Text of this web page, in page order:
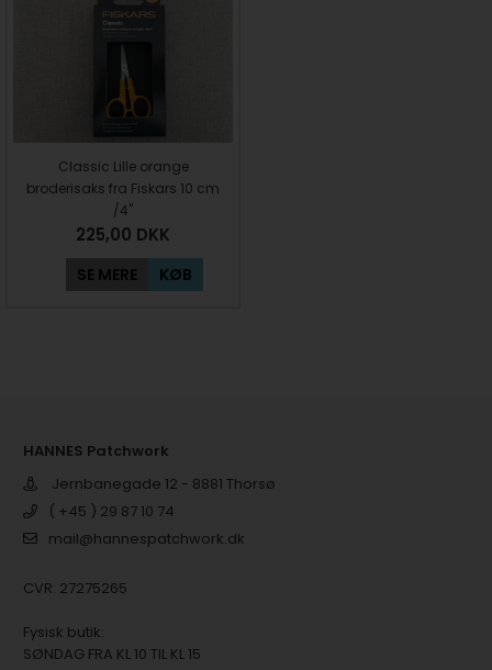
Classic Lille orange
broderisaks fra Fiskars 10 cm
/4"
225,00 DKK
SE MERE KØB
HANNES Patchwork
Jernbanegade 12 - 8881 Thorsø
( +45 ) 29 87 10 74
mail@hannespatchwork.dk
CVR: 27275265
Fysisk butik:
SØNDAG FRA KL 10 TIL KL 15